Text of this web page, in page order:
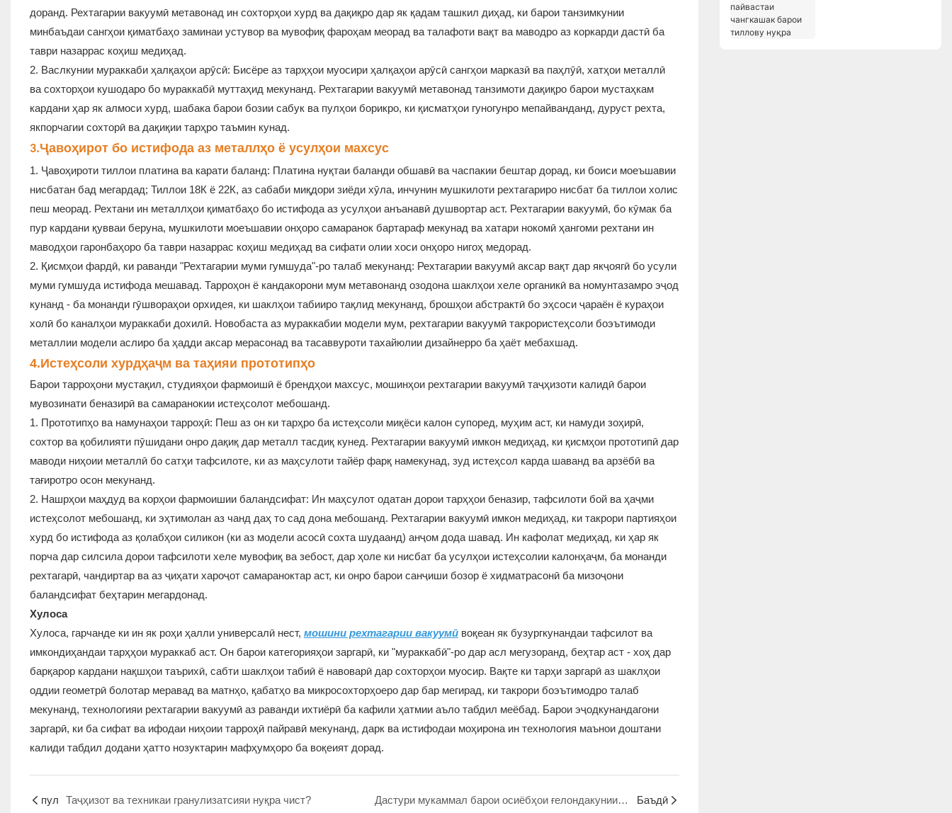
доранд. Рехтагарии вакуумӣ метавонад ин сохторҳои хурд ва дақиқро дар як қадам ташкил диҳад, ки барои танзимкунии
минбаъдаи сангҳои қиматбаҳо заминаи устувор ва мувофиқ фароҳам меорад ва талафоти вақт ва маводро аз коркарди дастӣ ба
таври назаррас коҳиш медиҳад.
2. Васлкунии мураккаби ҳалқаҳои арӯсӣ: Бисёре аз тарҳҳои муосири ҳалқаҳои арӯсӣ сангҳои марказӣ ва паҳлӯӣ, хатҳои металлӣ
ва сохторҳои кушодаро бо мураккабӣ муттаҳид мекунанд. Рехтагарии вакуумӣ метавонад танзимоти дақиқро барои мустаҳкам
кардани ҳар як алмоси хурд, шабака барои бозии сабук ва пулҳои борикро, ки қисматҳои гуногунро мепайванданд, дуруст рехта,
якпорчагии сохторӣ ва дақиқии тарҳро таъмин кунад.
3.Ҷавоҳирот бо истифода аз металлҳо ё усулҳои махсус
1. Ҷавоҳироти тиллои платина ва карати баланд: Платина нуқтаи баланди обшавӣ ва часпакии бештар дорад, ки боиси моеъшавии
нисбатан бад мегардад; Тиллои 18К ё 22К, аз сабаби миқдори зиёди хӯла, инчунин мушкилоти рехтагариро нисбат ба тиллои холис
пеш меорад. Рехтани ин металлҳои қиматбаҳо бо истифода аз усулҳои анъанавӣ душвортар аст. Рехтагарии вакуумӣ, бо кӯмак ба
пур кардани қувваи беруна, мушкилоти моеъшавии онҳоро самаранок бартараф мекунад ва хатари нокомӣ ҳангоми рехтани ин
маводҳои гаронбаҳоро ба таври назаррас коҳиш медиҳад ва сифати олии хоси онҳоро нигоҳ медорад.
2. Қисмҳои фардӣ, ки раванди "Рехтагарии муми гумшуда"-ро талаб мекунанд: Рехтагарии вакуумӣ аксар вақт дар якҷоягӣ бо усули
муми гумшуда истифода мешавад. Тарроҳон ё кандакорони мум метавонанд озодона шаклҳои хеле органикӣ ва номунтазамро эҷод
кунанд - ба монанди гӯшвораҳои орхидея, ки шаклҳои табииро тақлид мекунанд, брошҳои абстрактӣ бо эҳсоси ҷараён ё кураҳои
холӣ бо каналҳои мураккаби дохилӣ. Новобаста аз мураккабии модели мум, рехтагарии вакуумӣ такрористеҳсоли боэътимоди
металлии модели аслиро ба ҳадди аксар мерасонад ва тасаввуроти тахайюлии дизайнерро ба ҳаёт мебахшад.
4.Истеҳсоли хурдҳаҷм ва таҳияи прототипҳо
Барои тарроҳони мустақил, студияҳои фармоишӣ ё брендҳои махсус, мошинҳои рехтагарии вакуумӣ таҷҳизоти калидӣ барои
мувозинати беназирӣ ва самаранокии истеҳсолот мебошанд.
1. Прототипҳо ва намунаҳои тарроҳӣ: Пеш аз он ки тарҳро ба истеҳсоли миқёси калон супоред, муҳим аст, ки намуди зоҳирӣ,
сохтор ва қобилияти пӯшидани онро дақиқ дар металл тасдиқ кунед. Рехтагарии вакуумӣ имкон медиҳад, ки қисмҳои прототипӣ дар
маводи ниҳоии металлӣ бо сатҳи тафсилоте, ки аз маҳсулоти тайёр фарқ намекунад, зуд истеҳсол карда шаванд ва арзёбӣ ва
тағиротро осон мекунанд.
2. Нашрҳои маҳдуд ва корҳои фармоишии баландсифат: Ин маҳсулот одатан дорои тарҳҳои беназир, тафсилоти бой ва ҳаҷми
истеҳсолот мебошанд, ки эҳтимолан аз чанд даҳ то сад дона мебошанд. Рехтагарии вакуумӣ имкон медиҳад, ки такрори партияҳои
хурд бо истифода аз қолабҳои силикон (ки аз модели асосӣ сохта шудаанд) анҷом дода шавад. Ин кафолат медиҳад, ки ҳар як
порча дар силсила дорои тафсилоти хеле мувофиқ ва зебост, дар ҳоле ки нисбат ба усулҳои истеҳсолии калонҳаҷм, ба монанди
рехтагарӣ, чандиртар ва аз ҷиҳати хароҷот самараноктар аст, ки онро барои санҷиши бозор ё хидматрасонӣ ба мизоҷони
баландсифат беҳтарин мегардонад.
Хулоса
Хулоса, гарчанде ки ин як роҳи ҳалли универсалӣ нест, мошини рехтагарии вакуумӣвоқеан як бузургкунандаи тафсилот ва
имкондиҳандаи тарҳҳои мураккаб аст. Он барои категорияҳои заргарӣ, ки "мураккабӣ"-ро дар асл мегузоранд, беҳтар аст - хоҳ дар
барқарор кардани нақшҳои таърихӣ, сабти шаклҳои табиӣ ё навоварӣ дар сохторҳои муосир. Вақте ки тарҳи заргарӣ аз шаклҳои
оддии геометрӣ болотар меравад ва матнҳо, қабатҳо ва микросохторҳоеро дар бар мегирад, ки такрори боэътимодро талаб
мекунанд, технологияи рехтагарии вакуумӣ аз раванди ихтиёрӣ ба кафили ҳатмии аъло табдил меёбад. Барои эҷодкунандагони
заргарӣ, ки ба сифат ва ифодаи ниҳоии тарроҳӣ пайравӣ мекунанд, дарк ва истифодаи моҳирона ин технология маънои доштани
калиди табдил додани ҳатто нозуктарин мафҳумҳоро ба воқеият дорад.
пул Таҷҳизот ва техникаи гранулизатсияи нуқра чист? Дастури мукаммал барои осиёбҳои ғелондакунии Goldsmith Баъдӣ